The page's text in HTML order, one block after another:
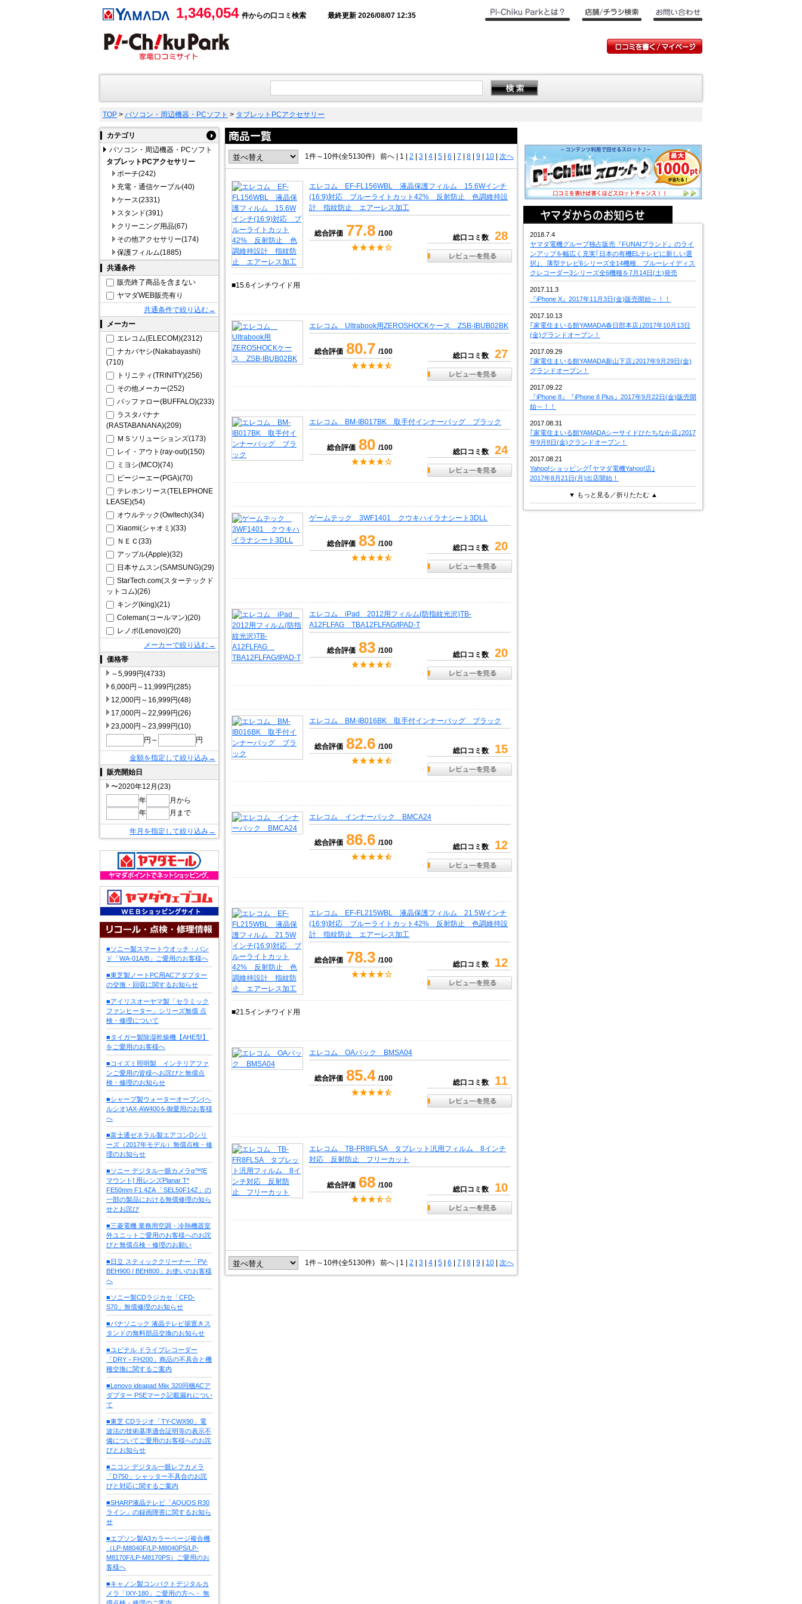
1,346,054 件からの口コミ検索 最終更新 2026/08/07 12:35
TOP > パソコン・周辺機器・PCソフト > タブレットPCアクセサリー
カテゴリ
パソコン・周辺機器・PCソフト
タブレットPCアクセサリー
ポーチ(242)
充電・通信ケーブル(40)
ケース(2331)
スタンド(391)
クリーニング用品(67)
その他アクセサリー(174)
保護フィルム(1885)
共通条件
販売終了商品を含まない
ヤマダWEB販売有り
共通条件で絞り込む→
メーカー
エレコム(ELECOM)(2312)
ナカバヤシ(Nakabayashi)
(710)
トリニティ(TRINITY)(256)
その他メーカー(252)
バッファロー(BUFFALO)(233)
ラスタバナナ
(RASTABANANA)(209)
ＭＳソリューションズ(173)
レイ・アウト(ray-out)(150)
ミヨシ(MCO)(74)
ピージーエー(PGA)(70)
テレホンリース(TELEPHONE
LEASE)(54)
オウルテック(Owltech)(34)
Xiaomi(シャオミ)(33)
ＮＥＣ(33)
アップル(Apple)(32)
日本サムスン(SAMSUNG)(29)
StarTech.com(スターテックド
ットコム)(26)
キング(king)(21)
Coleman(コールマン)(20)
レノボ(Lenovo)(20)
メーカーで絞り込む→
価格帯
～5,999円(4733)
6,000円～11,999円(285)
12,000円～16,999円(48)
17,000円～22,999円(26)
23,000円～23,999円(10)
円～
円
金額を指定して絞り込み→
販売開始日
〜2020年12月(23)
年
月から
年
月まで
年月を指定して絞り込み→
■ソニー製スマートウオッチ・バン
ド「WA-01A/B」ご愛用のお客様へ
■東芝製ノートPC用ACアダプター
の交換・回収に関するお知らせ
■アイリスオーヤマ製「セラミック
ファンヒーター」シリーズ無償 点
検・修理について
■タイガー製除湿乾燥機【AHE型】
をご愛用のお客様へ
■コイズミ照明製 インテリアファ
ンご愛用の皆様へお詫びと無償点
検・修理のお知らせ
■シャープ製ウォーターオーブン(ヘ
ルシオ)AX-AW400を御愛用のお客様
へ
■富士通ゼネラル製エアコンDシリ
ーズ（2017年モデル）無償点検・修
理のお知らせ
■ソニー デジタル一眼カメラα™[E
マウント] 用レンズPlanar T*
FE50mm F1.4ZA 「SEL50F14Z」の
一部の製品における無償修理の知ら
せとお詫び
■三菱電機 業務用空調・冷熱機器室
外ユニットご愛用のお客様へのお詫
びと無償点検・修理のお願い
■日立 スティッククリーナー「PV-
BEH900 / BEH800」お使いのお客様
へ
■ソニー製CDラジカセ「CFD-
S70」無償修理のお知らせ
■パナソニック 液晶テレビ据置きス
タンドの無料部品交換のお知らせ
■ユピテル ドライブレコーダー
「DRY－FH200」商品の不具合と機
種交換に関するご案内
■Lenovo ideapad Miix 320同梱ACア
ダプター PSEマーク記載漏れについ
て
■東芝 CDラジオ「TY-CWX90」電
波法の技術基準適合証明等の表示不
備についてご愛用のお客様へのお詫
びとお知らせ
■ニコン デジタル一眼レフカメラ
「D750」シャッター不具合のお詫
びと対応に関するご案内
■SHARP液晶テレビ「AQUOS R30
ライン」の録画障害に関するお知ら
せ
■エプソン製A3カラーページ複合機
（LP-M8040F/LP-M8040PS/LP-
M8170F/LP-M8170PS）ご愛用のお
客様へ
■キャノン製コンパクトデジタルカ
メラ「IXY-180」ご愛用の方へ・ 無
1件～10件(全5130件) 前へ 1 | 2 3 4 5 6 7 8 9 10 次へ
エレコム EF-FL156WBL 液晶保護フィルム 15.6Wインチ
(16:9)対応 ブルーライトカット42% 反射防止 色調維持設
計 指紋防止 エアーレス加工
総合評価 77.8 /100 総口コミ数 28
■15.6インチワイド用
エレコム Ultrabook用ZEROSHOCKケース ZSB-IBUB02BK
総合評価 80.7 /100 総口コミ数 27
エレコム BM-IB017BK 取手付インナーバッグ ブラック
総合評価 80 /100 総口コミ数 24
ゲームテック 3WF1401 クウキハイラナシート3DLL
総合評価 83 /100 総口コミ数 20
エレコム iPad 2012用フィルム(防指紋光沢)TB-
A12FLFAG TBA12FLFAG/IPAD-T
総合評価 83 /100 総口コミ数 20
エレコム BM-IB016BK 取手付インナーバッグ ブラック
総合評価 82.6 /100 総口コミ数 15
エレコム インナーバック BMCA24
総合評価 86.6 /100 総口コミ数 12
エレコム EF-FL215WBL 液晶保護フィルム 21.5Wインチ
(16:9)対応 ブルーライトカット42% 反射防止 色調維持設
計 指紋防止 エアーレス加工
総合評価 78.3 /100 総口コミ数 12
■21.5インチワイド用
エレコム OAバック BMSA04
総合評価 85.4 /100 総口コミ数 11
エレコム TB-FR8FLSA タブレット汎用フィルム 8インチ
対応 反射防止 フリーカット
総合評価 68 /100 総口コミ数 10
1件～10件(全5130件) 前へ 1 | 2 3 4 5 6 7 8 9 10 次へ
2018.7.4
ヤマダ電機グループ独占販売『FUNAIブランド』のライ
ンアップを幅広く充実｢日本の有機ELテレビに新しい選
択｣、薄型テレビ6シリーズ全14機種、ブルーレイディス
クレコーダー3シリーズ全6機種を7月14日(土)発売
2017.11.3
『iPhone X』2017年11月3日(金)販売開始～！！
2017.10.13
｢家電住まいる館YAMADA春日部本店｣2017年10月13日
(金)グランドオープン！
2017.09.29
｢家電住まいる館YAMADA新山下店｣2017年9月29日(金)
グランドオープン！
2017.09.22
『iPhone 8』『iPhone 8 Plus』2017年9月22日(金)販売開
始～！！
2017.08.31
｢家電住まいる館YAMADAシーサイドひたちなか店｣2017
年9月8日(金)グランドオープン！
2017.08.21
Yahoo!ショッピング｢ヤマダ電機Yahoo!店｣
2017年8月21日(月)出店開始！
▼ もっと見る／折りたたむ ▲